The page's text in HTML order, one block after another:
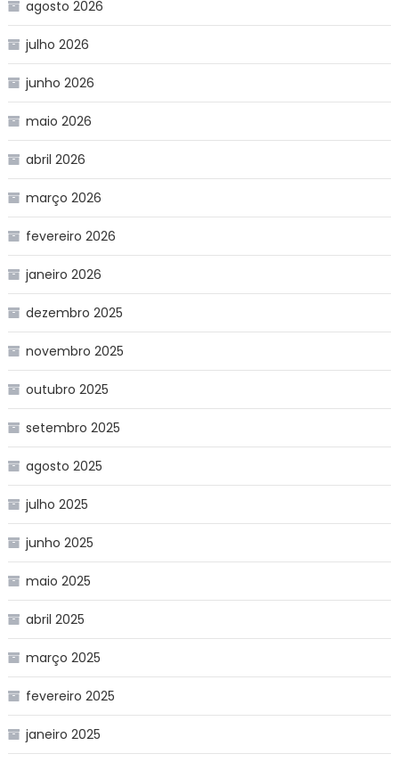
agosto 2026
julho 2026
junho 2026
maio 2026
abril 2026
março 2026
fevereiro 2026
janeiro 2026
dezembro 2025
novembro 2025
outubro 2025
setembro 2025
agosto 2025
julho 2025
junho 2025
maio 2025
abril 2025
março 2025
fevereiro 2025
janeiro 2025